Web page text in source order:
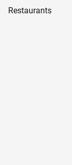
Restaurants